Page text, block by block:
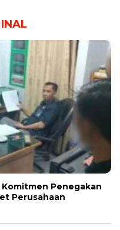
Penegakan
Perusahaan